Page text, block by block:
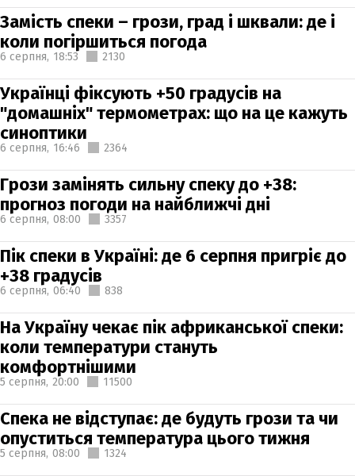
Замість спеки – грози, град і шквали: де і
коли погіршиться погода
6 серпня, 18:53 2130
Українці фіксують +50 градусів на
"домашніх" термометрах: що на це кажуть
синоптики
6 серпня, 16:46 2364
Грози замінять сильну спеку до +38:
прогноз погоди на найближчі дні
6 серпня, 08:00 3357
Пік спеки в Україні: де 6 серпня пригріє до
+38 градусів
6 серпня, 06:40 838
На Україну чекає пік африканської спеки:
коли температури стануть
комфортнішими
5 серпня, 20:00 11500
Спека не відступає: де будуть грози та чи
опуститься температура цього тижня
5 серпня, 08:00 1324